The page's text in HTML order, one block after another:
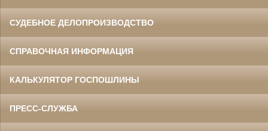
СУДЕБНОЕ ДЕЛОПРОИЗВОДСТВО
СПРАВОЧНАЯ ИНФОРМАЦИЯ
КАЛЬКУЛЯТОР ГОСПОШЛИНЫ
ПРЕСС-СЛУЖБА